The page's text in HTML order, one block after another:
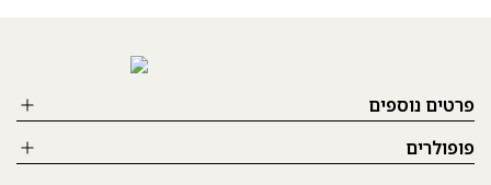
פרטים נוספים
פופולרים